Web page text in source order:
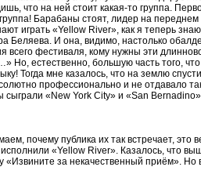
что на ней стоит какая-то группа.
Барабаны стоят, лидер на
играть «Yellow River», как я теперь
И она, видимо, настолько
фестиваля, кому нужны эти
Но, естественно, большую часть того,
Тогда мне казалось, что на землю
профессионально и не отдавало
«New York City» и «San Bernadino».
почему публика их так встречает, это
«Yellow River». Казалось, что
«Извините за некачественный приём».